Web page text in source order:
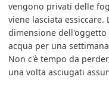
vengono privati delle
viene lasciata
dimensione dell'oggetto
acqua per una
Non c'è tempo da
una volta asciugati